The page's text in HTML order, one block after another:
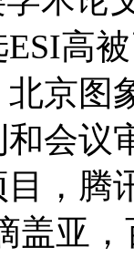
高
京图
会议
，腾
盖亚